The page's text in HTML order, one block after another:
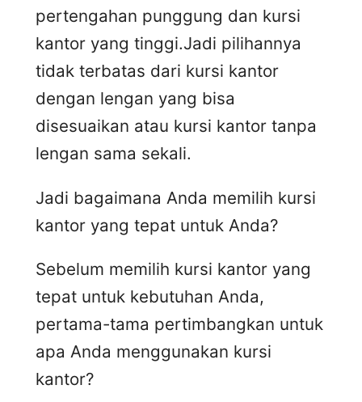
pertengahan punggung dan kursi
kantor yang tinggi.Jadi pilihannya
tidak terbatas dari kursi kantor
dengan lengan yang bisa
disesuaikan atau kursi kantor tanpa
lengan sama sekali.
Jadi bagaimana Anda memilih kursi
kantor yang tepat untuk Anda?
Sebelum memilih kursi kantor yang
tepat untuk kebutuhan Anda,
pertama-tama pertimbangkan untuk
apa Anda menggunakan kursi
kantor?